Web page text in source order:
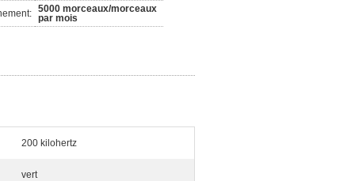
5000 morceaux/morceaux
par mois
200 kilohertz
vert